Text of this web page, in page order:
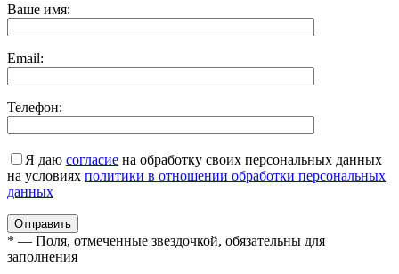
Ваше имя:
Email:
Телефон:
Я даю согласие на обработку своих персональных данных
на условиях политики в отношении обработки персональных
данных
* — Поля, отмеченные звездочкой, обязательны для
заполнения